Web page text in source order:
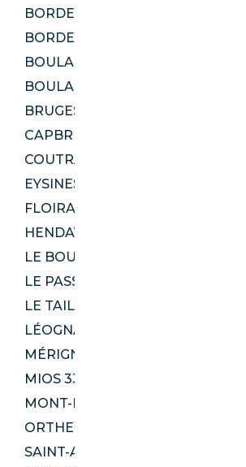
BORDEAUX 33200
BORDEAUX 33800
BOULAZAC ISLE MANOIRE 24330
BOULAZAC ISLE MANOIRE 24750
BRUGES 33520
CAPBRETON 40130
COUTRAS 33230
EYSINES 33320
FLOIRAC 33270
HENDAYE 64700
LE BOUSCAT 33110
LE PASSAGE 47520
LE TAILLAN-MÉDOC 33320
LÉOGNAN 33850
MÉRIGNAC 33700
MIOS 33380
MONT-DE-MARSAN 40000
ORTHEZ 64300
SAINT-ANDRÉ-DE-CUBZAC 33240